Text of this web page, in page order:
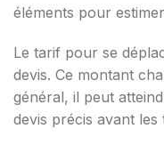
éléments pour
Le tarif pour se
devis. Ce montant
général, il peut
devis précis avant